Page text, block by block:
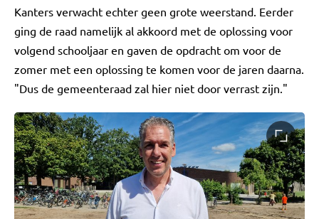
Kanters verwacht echter geen grote weerstand. Eerder
ging de raad namelijk al akkoord met de oplossing voor
volgend schooljaar en gaven de opdracht om voor de
zomer met een oplossing te komen voor de jaren daarna.
"Dus de gemeenteraad zal hier niet door verrast zijn."